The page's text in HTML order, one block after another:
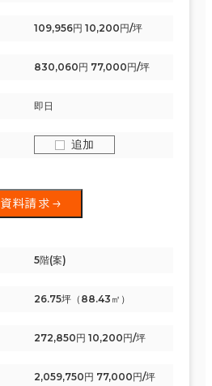
109,956円 10,200円/坪
830,060円 77,000円/坪
即日
追加
資料請求
5階(案)
26.75坪（88.43㎡）
272,850円 10,200円/坪
2,059,750円 77,000円/坪